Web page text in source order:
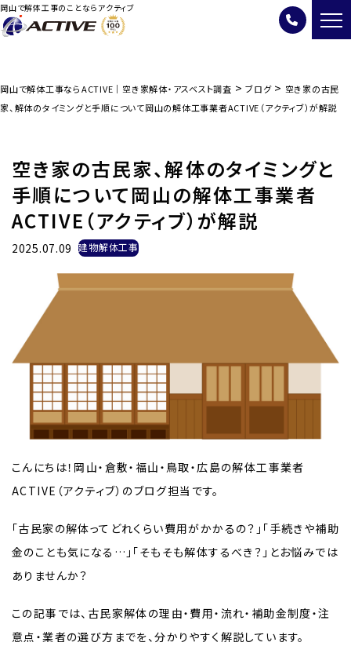
岡山で解体工事のことならアクティブ
岡山で解体工事ならACTIVE｜空き家解体・アスベスト調査 > ブログ> 空き家の古民
家、解体のタイミングと手順について岡山の解体工事業者ACTIVE（アクティブ）が解説
空き家の古民家、解体のタイミングと
手順について岡山の解体工事業者
ACTIVE（アクティブ）が解説
2025.07.09 建物解体工事
こんにちは！岡山・倉敷・福山・鳥取・広島の解体工事業者
ACTIVE（アクティブ）のブログ担当です。
「古民家の解体ってどれくらい費用がかかるの？」「手続きや補助
金のことも気になる…」「そもそも解体するべき？」とお悩みでは
ありませんか？
この記事では、古民家解体の理由・費用・流れ・補助金制度・注
意点・業者の選び方までを、分かりやすく解説しています。